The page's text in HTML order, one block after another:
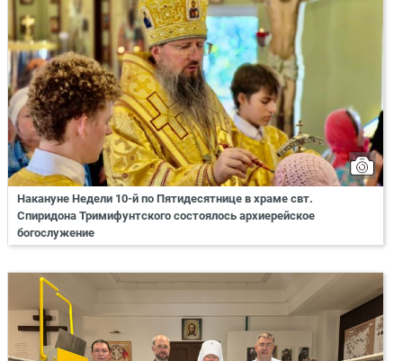
Накануне Недели 10-й по Пятидесятнице в храме свт.
Спиридона Тримифунтского состоялось архиерейское
богослужение